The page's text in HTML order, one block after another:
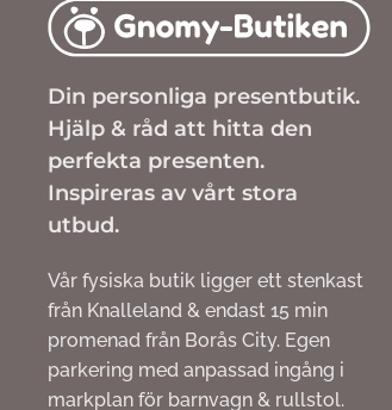
Din personliga presentbutik.
Hjälp & råd att hitta den
perfekta presenten.
Inspireras av vårt stora
utbud.
Vår fysiska butik ligger ett stenkast
från Knalleland & endast 15 min
promenad från Borås City. Egen
parkering med anpassad ingång i
markplan för barnvagn & rullstol.